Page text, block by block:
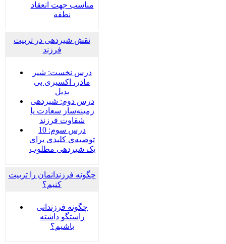
مناسب جهت انعقاد
نطفه
نقش شیردهی در تربیت
فرزند
درس نخست: شیر
مادر، اکسیری بی
بدیل
درس دوم: شیردهی
زمینه‌ساز سعادت یا
شقاوت فرزند
درس سوم: 10
توصیه‌ی کلیدی برای
یک شیردهی مطلوب
چگونه فرزندانمان را تربیت
کنیم؟
چگونه فرزندانی
راستگو داشته
باشیم؟